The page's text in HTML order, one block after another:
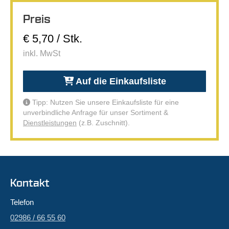
Preis
€ 5,70 / Stk.
inkl. MwSt
Auf die Einkaufsliste
Tipp: Nutzen Sie unsere Einkaufsliste für eine
unverbindliche Anfrage für unser Sortiment &
Dienstleistungen (z.B. Zuschnitt).
Kontakt
Telefon
02986 / 66 55 60